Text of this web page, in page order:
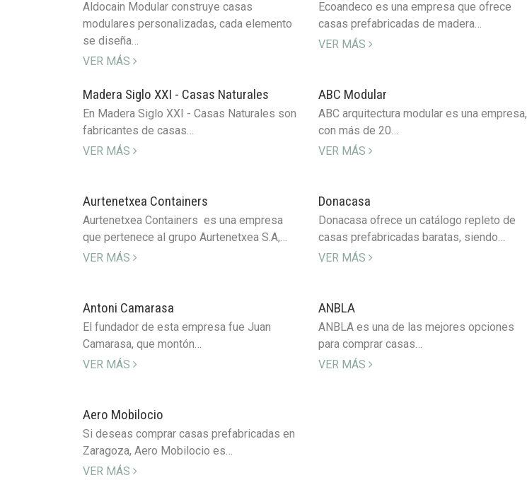
Aldocain Modular construye casas
modulares personalizadas, cada elemento
se diseña…
VER MÁS
Ecoandeco es una empresa que ofrece
casas prefabricadas de madera…
VER MÁS
Madera Siglo XXI - Casas Naturales
En Madera Siglo XXI - Casas Naturales son
fabricantes de casas…
VER MÁS
ABC Modular
ABC arquitectura modular es una empresa,
con más de 20…
VER MÁS
Aurtenetxea Containers
Aurtenetxea Containers es una empresa
que pertenece al grupo Aurtenetxea S.A,…
VER MÁS
Donacasa
Donacasa ofrece un catálogo repleto de
casas prefabricadas baratas, siendo…
VER MÁS
Antoni Camarasa
El fundador de esta empresa fue Juan
Camarasa, que montón…
VER MÁS
ANBLA
ANBLA es una de las mejores opciones
para comprar casas…
VER MÁS
Aero Mobilocio
Si deseas comprar casas prefabricadas en
Zaragoza, Aero Mobilocio es…
VER MÁS